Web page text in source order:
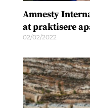
Amnesty
at praktisere
02/02/2022